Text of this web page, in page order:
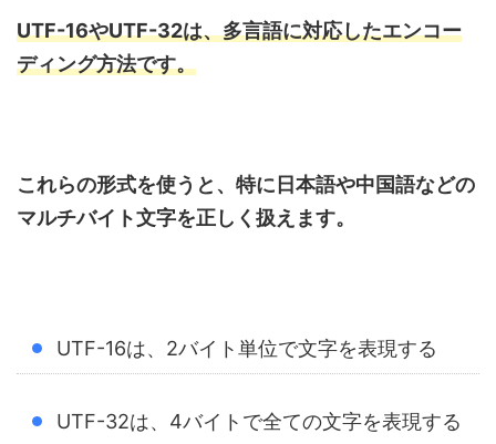
UTF-16やUTF-32は、多言語に対応したエンコー
ディング方法です。
これらの形式を使うと、特に日本語や中国語などの
マルチバイト文字を正しく扱えます。
UTF-16は、2バイト単位で文字を表現する
UTF-32は、4バイトで全ての文字を表現する